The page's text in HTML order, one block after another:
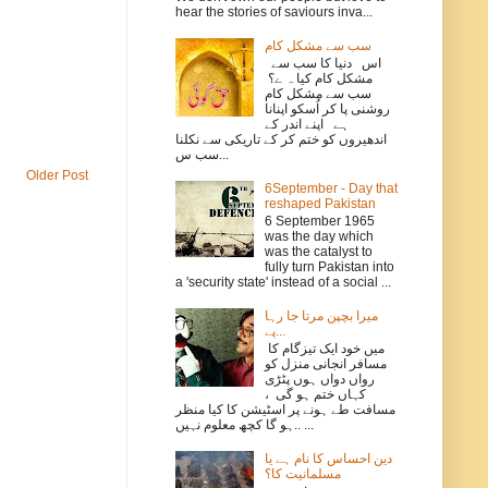
Older Post
hear the stories of saviours inva...
سب سے مشکل کام
مشکل کام کیا ہ ے؟
سب سے مشکل کام
روشنی پا کر اُسکو اپنانا
ہے اپنے اندر کے
اندھیروں کو ختم کر کے تاریکی سے نکلنا
سب س...
6September - Day that
reshaped Pakistan
6 September 1965
was the day which
was the catalyst to
fully turn Pakistan into
a 'security state' instead of a social ...
میرا بچپن مرتا جا رہا
پے...
مسافر انجانی منزل کو
رواں دواں ہوں پٹڑی
کہاں ختم ہو گی ،
مسافت طے ہونے پر اسٹیشن کا کیا منظر
ہو گا کچھ معلوم نہیں.. ...
دین احساس کا نام ہے یا
مسلمانیت کا؟